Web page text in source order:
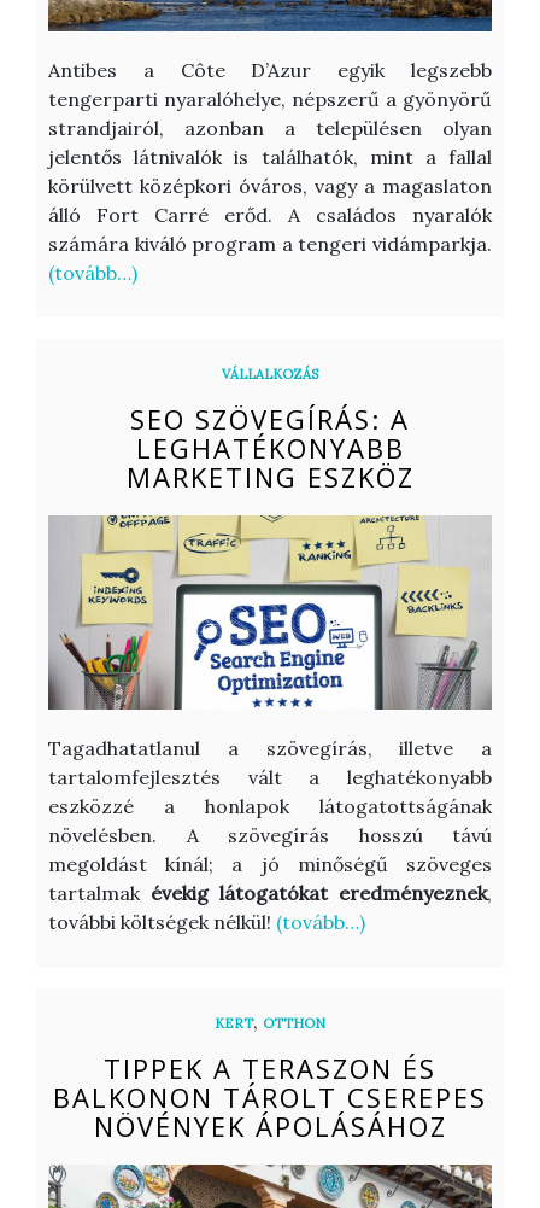
Antibes a Côte D’Azur egyik legszebb
tengerparti nyaralóhelye, népszerű a gyönyörű
strandjairól, azonban a településen olyan
jelentős látnivalók is találhatók, mint a fallal
körülvett középkori óváros, vagy a magaslaton
álló Fort Carré erőd. A családos nyaralók
számára kiváló program a tengeri vidámparkja.
(tovább…)
VÁLLALKOZÁS
SEO SZÖVEGÍRÁS: A
LEGHATÉKONYABB
MARKETING ESZKÖZ
Tagadhatatlanul a szövegírás, illetve a
tartalomfejlesztés vált a leghatékonyabb
eszközzé a honlapok látogatottságának
növelésben. A szövegírás hosszú távú
megoldást kínál; a jó minőségű szöveges
tartalmak évekig látogatókat eredményeznek,
további költségek nélkül! (tovább…)
KERT, OTTHON
TIPPEK A TERASZON ÉS
BALKONON TÁROLT CSEREPES
NÖVÉNYEK ÁPOLÁSÁHOZ